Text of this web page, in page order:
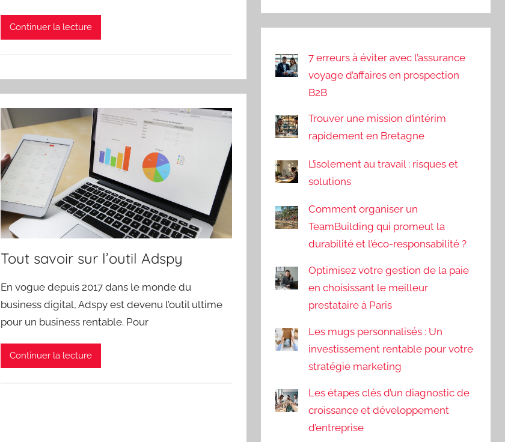
Continuer la lecture
Tout savoir sur l’outil Adspy
En vogue depuis 2017 dans le monde du
business digital, Adspy est devenu l’outil ultime
pour un business rentable. Pour
Continuer la lecture
7 erreurs à éviter avec l’assurance
voyage d’affaires en prospection
B2B
Trouver une mission d’intérim
rapidement en Bretagne
L’isolement au travail : risques et
solutions
Comment organiser un
TeamBuilding qui promeut la
durabilité et l’éco-responsabilité ?
Optimisez votre gestion de la paie
en choisissant le meilleur
prestataire à Paris
Les mugs personnalisés : Un
investissement rentable pour votre
stratégie marketing
Les étapes clés d’un diagnostic de
croissance et développement
d’entreprise